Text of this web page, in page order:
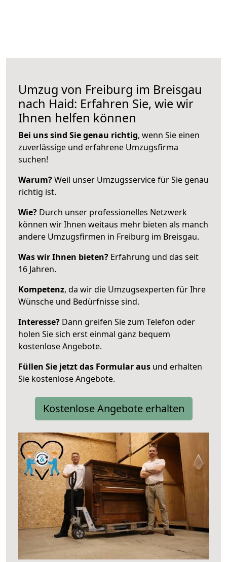
Umzug von Freiburg im Breisgau
nach Haid: Erfahren Sie, wie wir
Ihnen helfen können
Bei uns sind Sie genau richtig, wenn Sie einen
zuverlässige und erfahrene Umzugsfirma
suchen!
Warum?Weil unser Umzugsservice für Sie genau
richtig ist.
Wie? Durch unser professionelles Netzwerk
können wir Ihnen weitaus mehr bieten als manch
andere Umzugsfirmen in Freiburg im Breisgau.
Was wir Ihnen bieten? Erfahrung und das seit
16 Jahren.
Kompetenz, da wir die Umzugsexperten für Ihre
Wünsche und Bedürfnisse sind.
Interesse? Dann greifen Sie zum Telefon oder
holen Sie sich erst einmal ganz bequem
kostenlose Angebote.
Füllen Sie jetzt das Formular aus und erhalten
Sie kostenlose Angebote.
Kostenlose Angebote erhalten